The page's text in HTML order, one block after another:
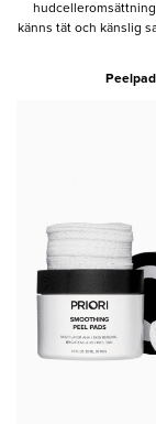
känns tät och känslig